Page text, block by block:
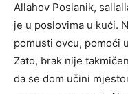
Allahov Poslanik,
je u poslovima u kući.
pomusti ovcu, pomoći
Zato, brak nije
da se dom učini